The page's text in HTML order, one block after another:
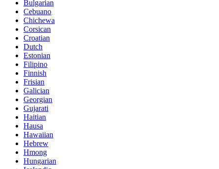
Bulgarian
Cebuano
Chichewa
Corsican
Croatian
Dutch
Estonian
Filipino
Finnish
Frisian
Galician
Georgian
Gujarati
Haitian
Hausa
Hawaiian
Hebrew
Hmong
Hungarian